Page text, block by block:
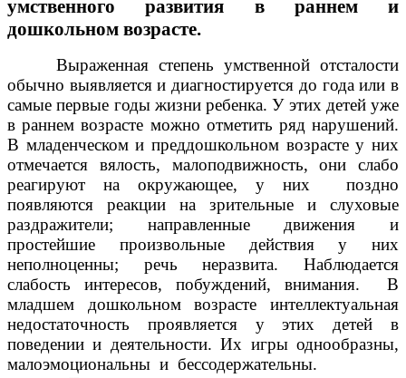
умственного развития в раннем и
дошкольном возрасте.
Выраженная степень умственной отсталости
обычно выявляется и диагностируется до года или в
самые первые годы жизни ребенка. У этих детей уже
в раннем возрасте можно отметить ряд нарушений.
В младенческом и преддошкольном возрасте у них
отмечается вялость, малоподвижность, они слабо
реагируют на окружающее, у них поздно
появляются реакции на зрительные и слуховые
раздражители; направленные движения и
простейшие произвольные действия у них
неполноценны; речь неразвита. Наблюдается
слабость интересов, побуждений, внимания. В
младшем дошкольном возрасте интеллектуальная
недостаточность проявляется у этих детей в
поведении и деятельности. Их игры однообразны,
малоэмоциональны и бессодержательны.